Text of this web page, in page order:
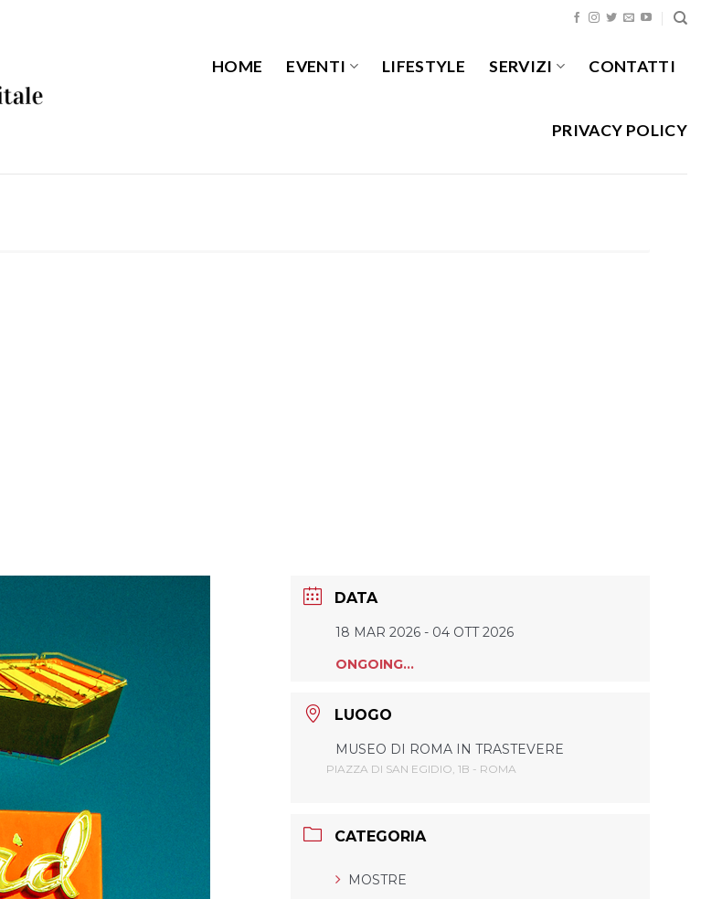
HOME EVENTI LIFESTYLE SERVIZI CONTATTI
PRIVACY POLICY
DATA
18 MAR 2026- 04 OTT 2026
ONGOING...
LUOGO
MUSEO DI ROMA IN TRASTEVERE
PIAZZA DI SAN EGIDIO, 1B - ROMA
CATEGORIA
MOSTRE